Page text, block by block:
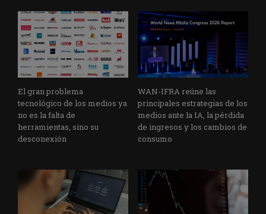
El gran problema
tecnológico de los medios ya
no es la falta de
herramientas, sino su
desconexión
WAN-IFRA reúne las
principales estrategias de los
medios ante la IA, la pérdida
de ingresos y los cambios de
consumo